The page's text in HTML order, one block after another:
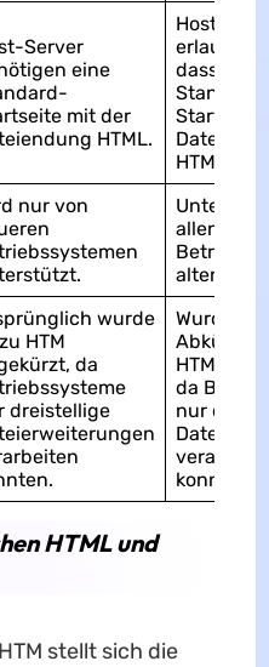
Server
eine
mit der
HTML.
Host-
erlauben
dass eine
Standard-
Startseite
HTM hat.
nur von
allen
alten wie
wurde
HTM
da
dreistellige
Wurde als
HTML
da
nur
konnten.
HTML und
stellt sich die